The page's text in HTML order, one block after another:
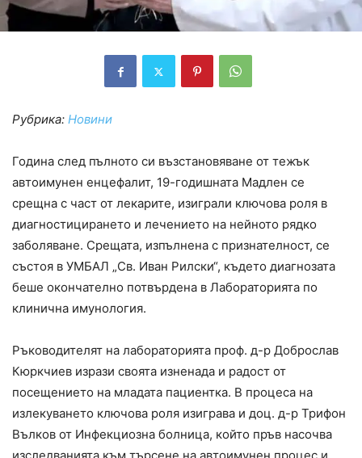
Рубрика: Новини
Година след пълното си възстановяване от тежък
автоимунен енцефалит, 19-годишната Мадлен се
срещна с част от лекарите, изиграли ключова роля в
диагностицирането и лечението на нейното рядко
заболяване. Срещата, изпълнена с признателност, се
състоя в УМБАЛ „Св. Иван Рилски“, където диагнозата
беше окончателно потвърдена в Лабораторията по
клинична имунология.
Ръководителят на лабораторията проф. д-р Доброслав
Кюркчиев изрази своята изненада и радост от
посещението на младата пациентка. В процеса на
излекуването ключова роля изиграва и доц. д-р Трифон
Вълков от Инфекциозна болница, който пръв насочва